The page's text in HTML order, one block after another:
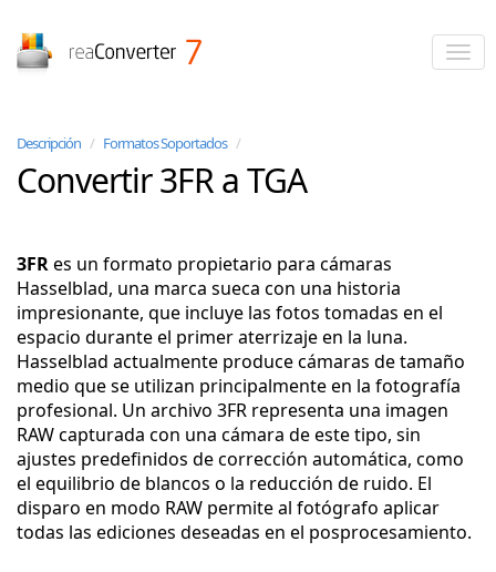
Descripción / Formatos Soportados /
Convertir 3FR a TGA
3FRes un formato propietario para cámaras
Hasselblad, una marca sueca con una historia
impresionante, que incluye las fotos tomadas en el
espacio durante el primer aterrizaje en la luna.
Hasselblad actualmente produce cámaras de tamaño
medio que se utilizan principalmente en la fotografía
profesional. Un archivo 3FR representa una imagen
RAW capturada con una cámara de este tipo, sin
ajustes predefinidos de corrección automática, como
el equilibrio de blancos o la reducción de ruido. El
disparo en modo RAW permite al fotógrafo aplicar
todas las ediciones deseadas en el posprocesamiento.